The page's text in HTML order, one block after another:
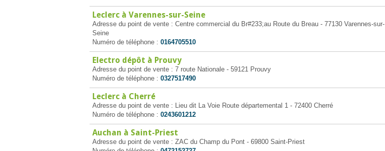
Leclerc à Varennes-sur-Seine
Adresse du point de vente : Centre commercial du Br#233;au Route du Breau - 77130 Varennes-sur-
Seine
Numéro de téléphone : 0164705510
Electro dépôt à Prouvy
Adresse du point de vente : 7 route Nationale - 59121 Prouvy
Numéro de téléphone : 0327517490
Leclerc à Cherré
Adresse du point de vente : Lieu dit La Voie Route départemental 1 - 72400 Cherré
Numéro de téléphone : 0243601212
Auchan à Saint-Priest
Adresse du point de vente : ZAC du Champ du Pont - 69800 Saint-Priest